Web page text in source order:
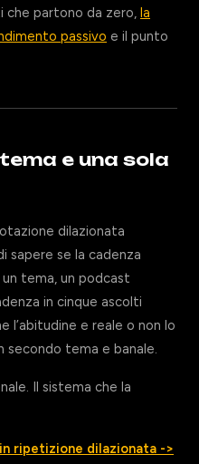
che partono da zero, la
passivo e il punto
e una sola
dilazionata
sapere se la cadenza
tema, un podcast
in cinque ascolti
l’abitudine e reale o non lo
secondo tema e banale.
Il sistema che la
ripetizione dilazionata ->